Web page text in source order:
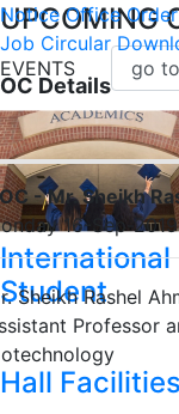
UPCOMING
EVENTS
International
Student
Hall Facilities
Notice Office Order
Job Circular
Details
- Mr. Sheikh
16-Sep-
Sheikh Rashel
Professor